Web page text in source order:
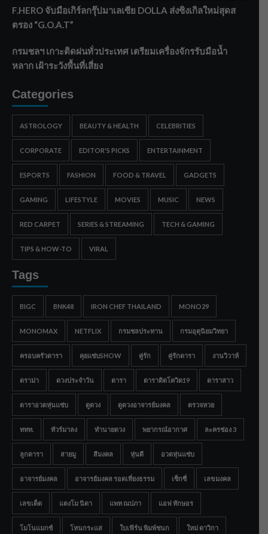
F.HERO จับมือเกิร์ลกรุ๊ปมาเลเซีย DOLLA ส่งซิงเกิลใหม่สุดส
ตรอง “G.O.A.T”
กรมชลฯ เกาะติดฝนทั่วประเทศ เตรียมเครื่องจักรรับมือน้ำ
หลาก เฝ้าระวังพื้นที่เสี่ยง
Categories
ASTROLOGY BEAUTY & HEALTH CELEBRITIES
CORPORATE EDITOR'S PICKS ENTERTAINMENT
ESPORTS FASHION FOOD & TRAVEL GADGETS
GAMING LIFESTYLE MOVIES MUSIC NEWS
RED CARPET SERIES & STREAMING TECH & GAMING
TIPS & HOW-TO VIRAL
Tags
BIGC BNK48 IRON CHEF THAILAND MONO29
MONOMAX NETFLIX กรมชลประทาน กรมอุตุนิยมวิทยา
ครอบครัวดารา คุยแซ่บSHOW คู่รัก คู่รักดารา งานวิวาห์
ดราม่า ดวงประจำวัน ดารา ดาราติดโควิด19 ดาราสาว
ดาราอวดหุ่นแซ่บ ดูดวง ดูดวงอาจารย์มงคล ตรวจหวย
ททท. ทัวร์มาลง ทำนายดวง พยากรณ์อากาศ ละครช่อง 3
ลูกดารา สายมู สีมงคล หุ่นดี อวดหุ่นแซ่บ
อาจารย์มงคล อาจารย์มงคล รอดเที่ยงธรรม เซ็กซี่ เลขมงคล
เลขเด็ด แตงโม นิดา แพท ณปภา แอฟ ทักษอร
โมโนแมกซ์ โหนกระแส ใบเฟิร์น พิมพ์ชนก ใหม่ ดาวิกา